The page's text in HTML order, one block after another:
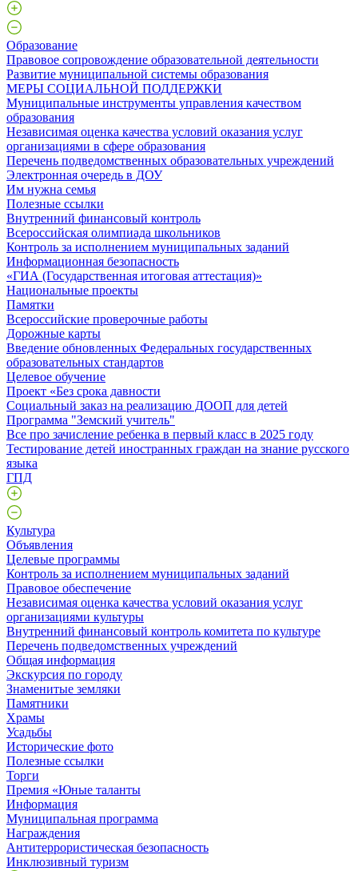
Образование
Правовое сопровождение образовательной деятельности
Развитие муниципальной системы образования
МЕРЫ СОЦИАЛЬНОЙ ПОДДЕРЖКИ
Муниципальные инструменты управления качеством
образования
Независимая оценка качества условий оказания услуг
организациями в сфере образования
Перечень подведомственных образовательных учреждений
Электронная очередь в ДОУ
Им нужна семья
Полезные ссылки
Внутренний финансовый контроль
Всероссийская олимпиада школьников
Контроль за исполнением муниципальных заданий
Информационная безопасность
«ГИА (Государственная итоговая аттестация)»
Национальные проекты
Памятки
Всероссийские проверочные работы
Дорожные карты
Введение обновленных Федеральных государственных
образовательных стандартов
Целевое обучение
Проект «Без срока давности
Социальный заказ на реализацию ДООП для детей
Программа "Земский учитель"
Все про зачисление ребенка в первый класс в 2025 году
Тестирование детей иностранных граждан на знание русского
языка
ГПД
Культура
Объявления
Целевые программы
Контроль за исполнением муниципальных заданий
Правовое обеспечение
Независимая оценка качества условий оказания услуг
организациями культуры
Внутренний финансовый контроль комитета по культуре
Перечень подведомственных учреждений
Общая информация
Экскурсия по городу
Знаменитые земляки
Памятники
Храмы
Усадьбы
Исторические фото
Полезные ссылки
Торги
Премия «Юные таланты
Информация
Муниципальная программа
Награждения
Антитеррористическая безопасность
Инклюзивный туризм